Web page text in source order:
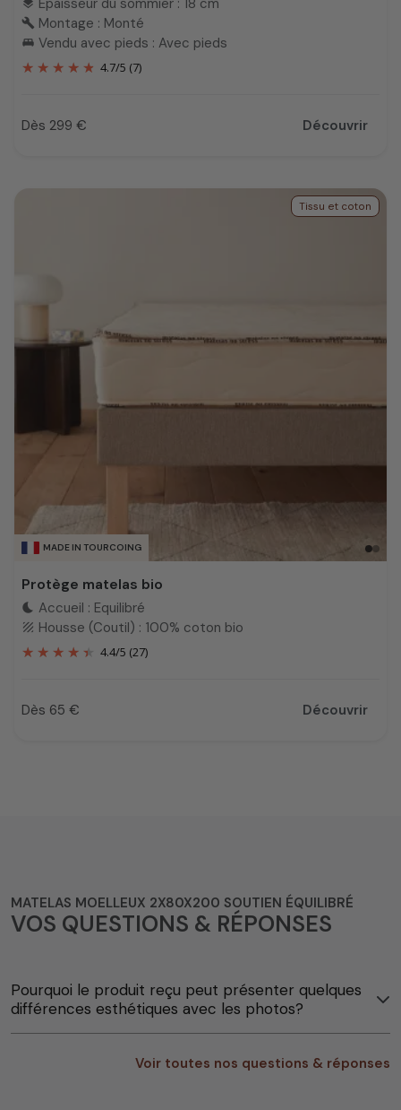
layers
build Montage : Monté
king_bed Vendu avec pieds : Avec pieds
4.7/5 (7)
Prix
Dès 299 € Découvrir
MADE IN TOURCOING
Tissu et coton
Protège matelas bio
bedtime Accueil : Equilibré
texture Housse (Coutil) : 100% coton bio
4.4/5 (27)
Prix
Dès 65 € Découvrir
MATELAS MOELLEUX 2X80X200 SOUTIEN ÉQUILIBRÉ
VOS QUESTIONS & RÉPONSES
Pourquoi le produit reçu peut présenter quelques
différences esthétiques avec les photos?
Voir toutes nos questions & réponses